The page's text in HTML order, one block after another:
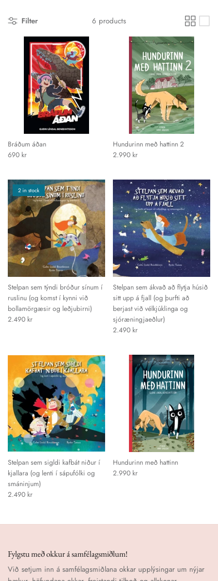
Filter 6 products
Bráðum áðan
690 kr
Hundurinn með hattinn 2
2.990 kr
2 in stock
Stelpan sem týndi bróður sínum í
ruslinu (og komst í kynni við
bollamörgæsir og leðjubirni)
2.490 kr
Stelpan sem ákvað að flytja húsið
sitt upp á fjall (og þurfti að
berjast við vélkjúklinga og
sjóræningjaeðlur)
2.490 kr
Stelpan sem sigldi kafbát niður í
kjallara (og lenti í sápufólki og
smáninjum)
2.490 kr
Hundurinn með hattinn
2.990 kr
Fylgstu með okkur á samfélagsmiðlum!
Við setjum inn á samfélagsmiðlana okkar upplýsingar um nýjar